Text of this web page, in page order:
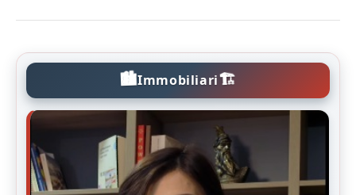
🏙️Immobiliari🏗️